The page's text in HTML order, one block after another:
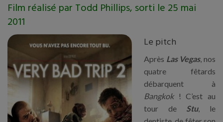
Film réalisé par Todd Phillips, sorti le 25 mai
2011
Le pitch
Après Las Vegas, nos
quatre fêtards
débarquent à
Bangkok ! C’est au
tour de Stu, le